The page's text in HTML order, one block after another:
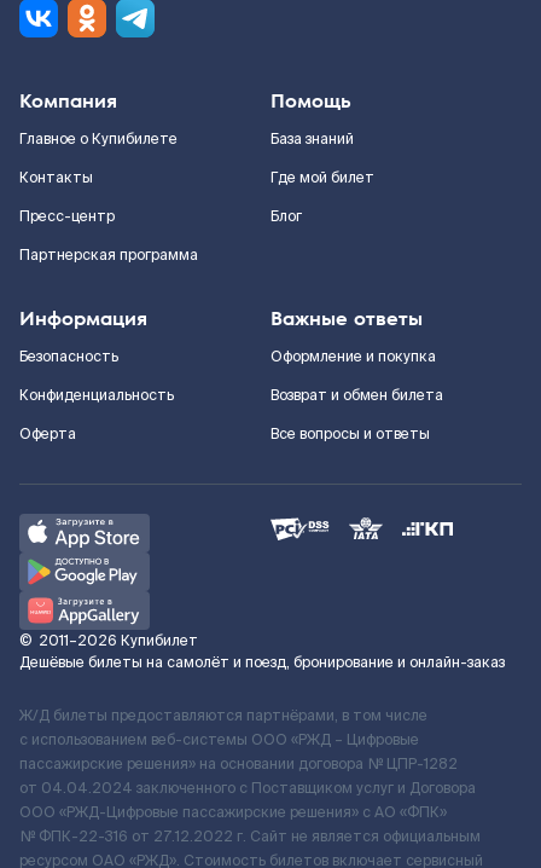
Компания
Главное о Купибилете
Контакты
Пресс-центр
Партнерская программа
Помощь
База знаний
Где мой билет
Блог
Информация
Безопасность
Конфиденциальность
Оферта
Важные ответы
Оформление и покупка
Возврат и обмен билета
Все вопросы и ответы
© 2011–2026 Купибилет
Дешёвые билеты на самолёт и поезд, бронирование и онлайн-заказ
Ж/Д билеты предоставляются партнёрами, в том числе
с использованием веб-системы ООО «РЖД – Цифровые
пассажирские решения» на основании договора № ЦПР-1282
от 04.04.2024 заключенного с Поставщиком услуг и Договора
ООО «РЖД-Цифровые пассажирские решения» c АО «ФПК»
№ ФПК-22-316 от 27.12.2022 г. Сайт не является официальным
ресурсом ОАО «РЖД». Стоимость билетов включает сервисный